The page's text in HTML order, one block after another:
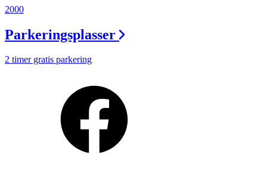
2000
Parkeringsplasser
2 timer gratis parkering